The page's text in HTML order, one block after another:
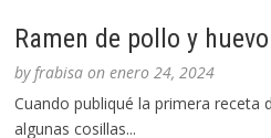
Ramen de pollo y
byfrabisa onenero 24, 2024
Cuando publiqué la primera receta
algunas cosillas...